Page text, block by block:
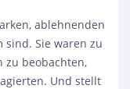
ablehnenden
sind. Sie waren zu
zu beobachten,
Und stellt